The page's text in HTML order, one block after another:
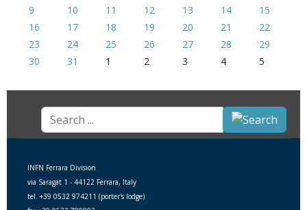
9
10 11 12 13 14
15
16
17 18 19 20 21
22
23
24 25 26 27 28
29
30
31 1 2 3 4 5
Search
...
INFN Ferrara Division
via Saragat 1 - 44122 Ferrara, Italy
tel. +39 0532 974211 (porter's lodge)